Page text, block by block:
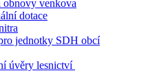
obnovy venkova
dotace
jednotky SDH obcí
úvěry lesnictví